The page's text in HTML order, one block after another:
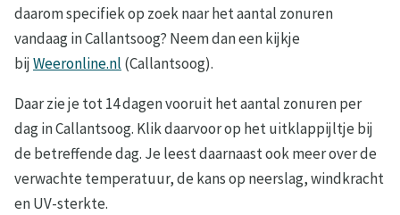
daarom specifiek op zoek naar het aantal zonuren
vandaag in Callantsoog? Neem dan een kijkje
bijWeeronline.nl (Callantsoog).
Daar zie je tot 14 dagen vooruit het aantal zonuren per
dag in Callantsoog. Klik daarvoor op het uitklappijltje bij
de betreffende dag. Je leest daarnaast ook meer over de
verwachte temperatuur, de kans op neerslag, windkracht
en UV-sterkte.